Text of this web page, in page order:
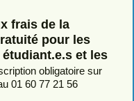
frais de la
pour les
et les
obligatoire sur
01 60 77 21 56